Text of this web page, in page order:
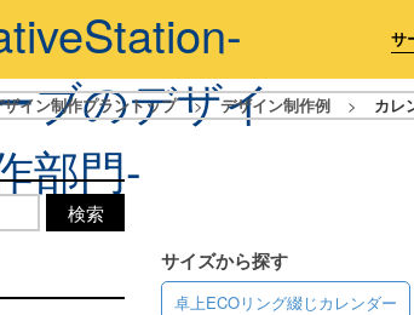
サ
イン制作プラントップ > デザイン制作例 > カレ
サイズから探す
卓上ECOリング綴じカレンダー
検索